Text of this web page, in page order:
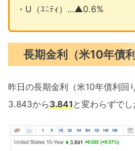
・U（ﾕﾆﾃｨ）…▲0.6%
長期金利（米10年債利
昨日の長期金利（米10年債利回
3.843から3.841と変わらずでし